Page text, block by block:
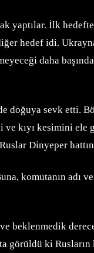
yaptılar. İlk
hedef idi.
daha
doğuya sevk etti.
ve kıyı kesimini ele
Dinyeper
komutanın adı
beklenmedik
görüldü ki